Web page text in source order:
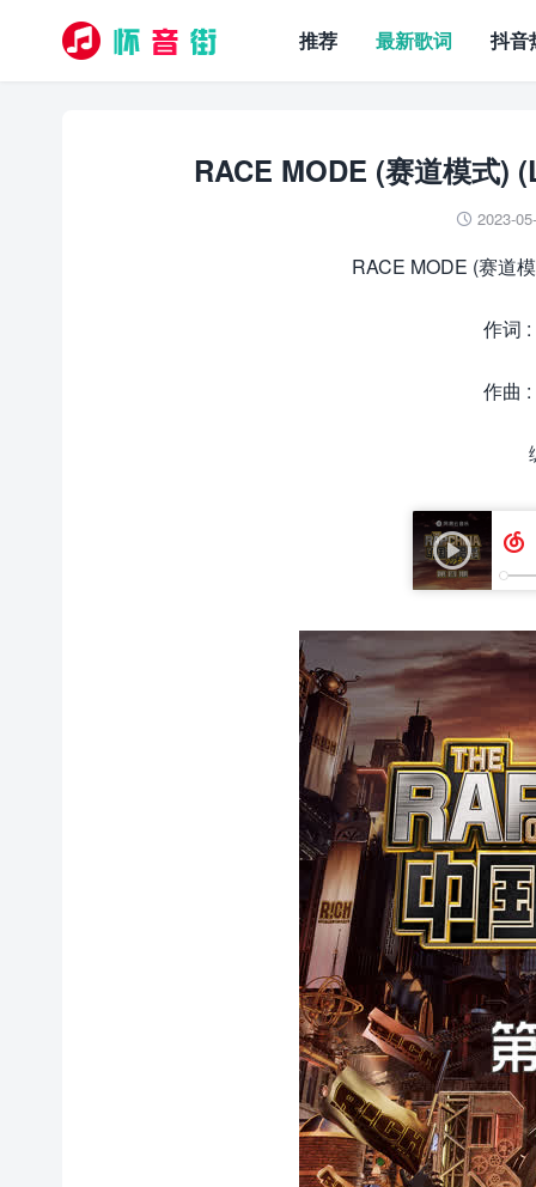
推荐 最新歌词 抖音
RACE MODE (赛道模式)
 2023-
RACE MODE (赛道
作词
作曲